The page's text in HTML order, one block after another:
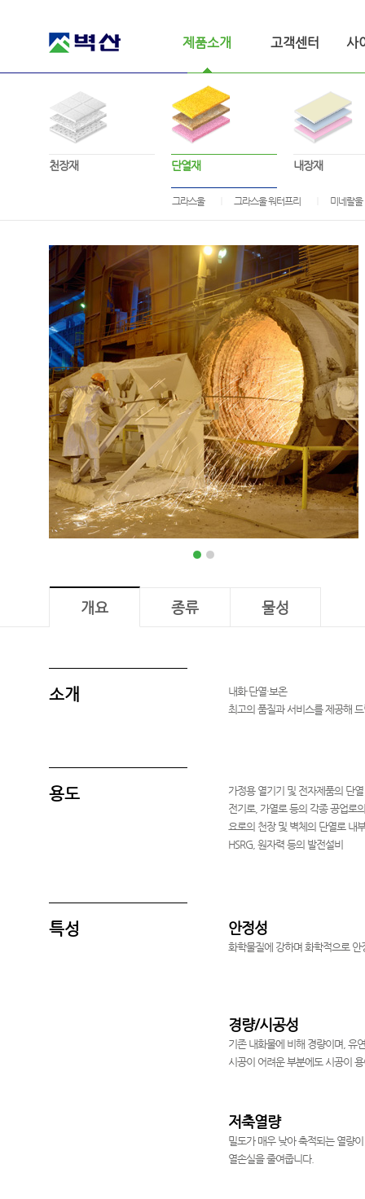
벽산
제품소개 고객센터 사
천장재 단열재
그라스울 그라스울 워터프리 미네랄울
내장재
개요 종류 물성
소개
내화·단열·보온
최고의 품질과 서비스를 제공해
용도
가정용 열기기 및 전자제품의 단열
전기로, 가열로 등의 각종 공업로
요로의 천장 및 벽체의 단열로 내
HSRG, 원자력 등의 발전설비
특성 안정성
화학물질에 강하며 화학적으로 안
경량/시공성
기존 내화물에 비해 경량이며, 유
시공이 어려운 부분에도 시공이
저축열량
밀도가 매우 낮아 축적되는 열량
열손실을 줄여줍니다.